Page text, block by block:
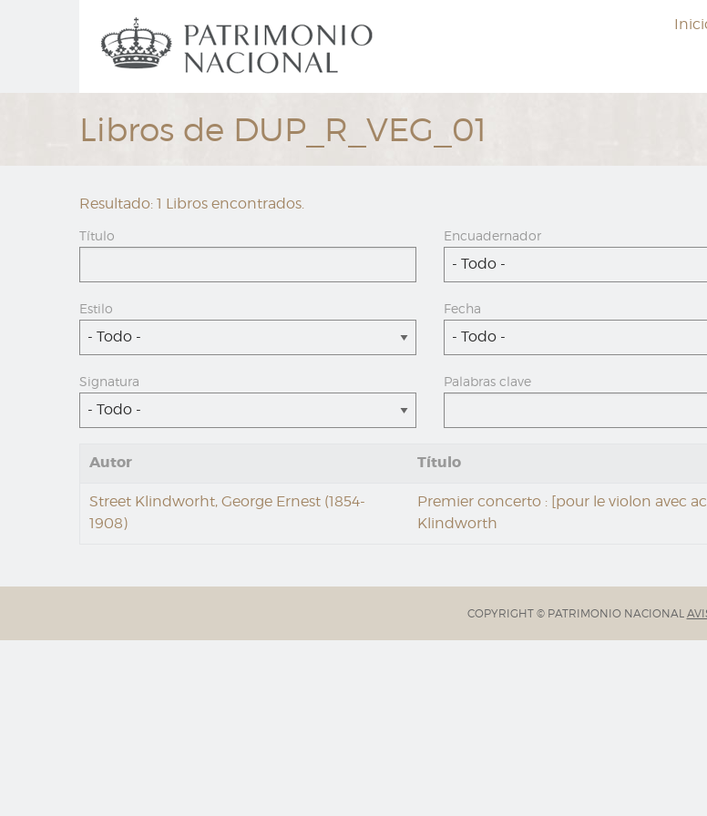
Navegación
principal
Libros de DUP_R_VEG_01
Resultado: 1 Libros encontrados.
Título Encuadernador
- Todo -
Estilo
- Todo -
Fecha
- Todo -
Signatura
- Todo -
Palabras clave
Autor Título
Street Klindworht, George Ernest (1854-
1908)
Premier concerto : [pour le violon avec
Klindworth
COPYRIGHT © PATRIMONIO NACIONAL